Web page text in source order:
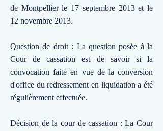
de Montpellier le 17 septembre 2013 et le
12 novembre 2013.
Question de droit : La question posée à la
Cour de cassation est de savoir si la
convocation faite en vue de la conversion
d'office du redressement en liquidation a été
régulièrement effectuée.
Décision de la cour de cassation : La Cour